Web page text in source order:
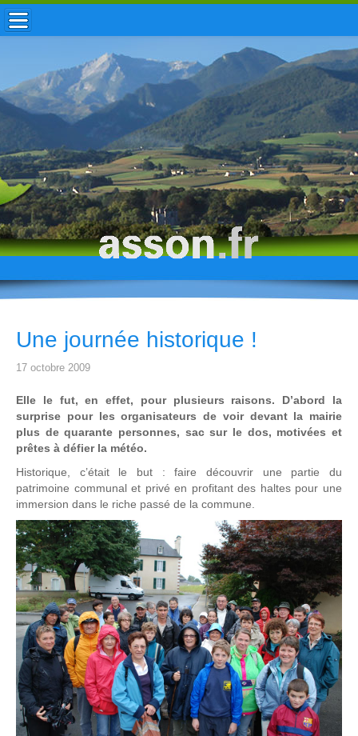
ACCUEIL / INFOS
MUNICIPALITÉ
VIE LOCALE
ENFANCE
TOURISME
HISTOIRE
Une journée historique !
17 octobre 2009
Elle le fut, en effet, pour plusieurs raisons. D’abord la
surprise pour les organisateurs de voir devant la mairie
plus de quarante personnes, sac sur le dos, motivées et
prêtes à défier la météo.
Historique, c’était le but : faire découvrir une partie du
patrimoine communal et privé en profitant des haltes pour une
immersion dans le riche passé de la commune.